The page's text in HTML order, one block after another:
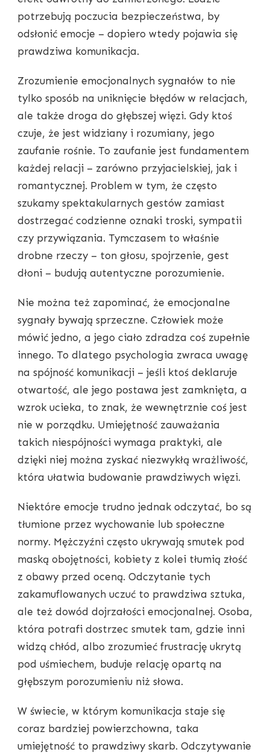
potrzebują poczucia bezpieczeństwa, by
odsłonić emocje – dopiero wtedy pojawia się
prawdziwa komunikacja.
Zrozumienie emocjonalnych sygnałów to nie
tylko sposób na uniknięcie błędów w relacjach,
ale także droga do głębszej więzi. Gdy ktoś
czuje, że jest widziany i rozumiany, jego
zaufanie rośnie. To zaufanie jest fundamentem
każdej relacji – zarówno przyjacielskiej, jak i
romantycznej. Problem w tym, że często
szukamy spektakularnych gestów zamiast
dostrzegać codzienne oznaki troski, sympatii
czy przywiązania. Tymczasem to właśnie
drobne rzeczy – ton głosu, spojrzenie, gest
dłoni – budują autentyczne porozumienie.
Nie można też zapominać, że emocjonalne
sygnały bywają sprzeczne. Człowiek może
mówić jedno, a jego ciało zdradza coś zupełnie
innego. To dlatego psychologia zwraca uwagę
na spójność komunikacji – jeśli ktoś deklaruje
otwartość, ale jego postawa jest zamknięta, a
wzrok ucieka, to znak, że wewnętrznie coś jest
nie w porządku. Umiejętność zauważania
takich niespójności wymaga praktyki, ale
dzięki niej można zyskać niezwykłą wrażliwość,
która ułatwia budowanie prawdziwych więzi.
Niektóre emocje trudno jednak odczytać, bo są
tłumione przez wychowanie lub społeczne
normy. Mężczyźni często ukrywają smutek pod
maską obojętności, kobiety z kolei tłumią złość
z obawy przed oceną. Odczytanie tych
zakamuflowanych uczuć to prawdziwa sztuka,
ale też dowód dojrzałości emocjonalnej. Osoba,
która potrafi dostrzec smutek tam, gdzie inni
widzą chłód, albo zrozumieć frustrację ukrytą
pod uśmiechem, buduje relację opartą na
głębszym porozumieniu niż słowa.
W świecie, w którym komunikacja staje się
coraz bardziej powierzchowna, taka
umiejętność to prawdziwy skarb. Odczytywanie